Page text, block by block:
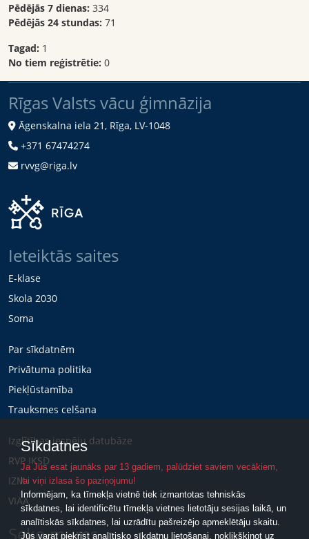
Pēdējās 7 dienas: 334
Pēdējās 24 stundas: 71
Tagad: 1
No tiem reģistrētie: 0
Rīgas Valsts vācu ģimnāzija
Āgenskalna iela 21, Rīga, LV-1048
+371 67474274
rvvg@riga.lv
Ieteiktās saites
E-klase
Skola 2030
Soma
Par sīkdatnēm
Privātuma politika
Piekļūstamība
Trauksmes celšana
Izglītības iespēju datubāze
RVP IKSD
IZM
VIAA
Seko mums
Sīkdatnes
Ja Jūs esat jaunāks par 13 gadiem, palūdziet saviem vecākiem,
lai viņi izlasa šo paziņojumu!
Informējam, ka tīmekļa vietnē tiek izmantotas tehniskās
sīkdatnes, lai identificētu tīmekļa vietnes lietotāju sesijas laikā, un
analītiskās sīkdatnes, lai uzrādītu pašreizējo apmeklētāju skaitu.
Jūs varat piekrist analītisko sīkdatņu lietošanai, noklikšķinot uz